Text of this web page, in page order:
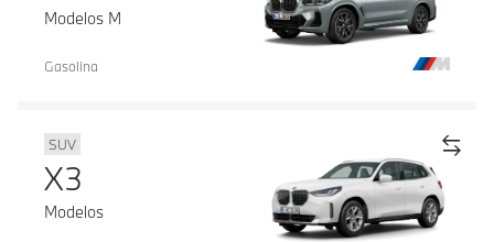
Modelos M
Gasolina
SUV
X3
Modelos